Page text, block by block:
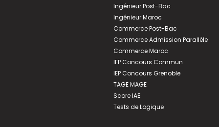
Ingénieur Post-Bac
Ingénieur Maroc
Commerce Post-Bac
Commerce Admission Parallèle
Commerce Maroc
IEP Concours Commun
IEP Concours Grenoble
TAGE MAGE
Score IAE
Tests de Logique